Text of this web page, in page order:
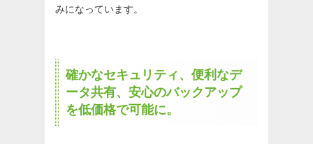
みになっています。
確かなセキュリティ、便利なデ
ータ共有、安心のバックアップ
を低価格で可能に。